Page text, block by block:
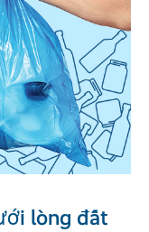
lòng đất